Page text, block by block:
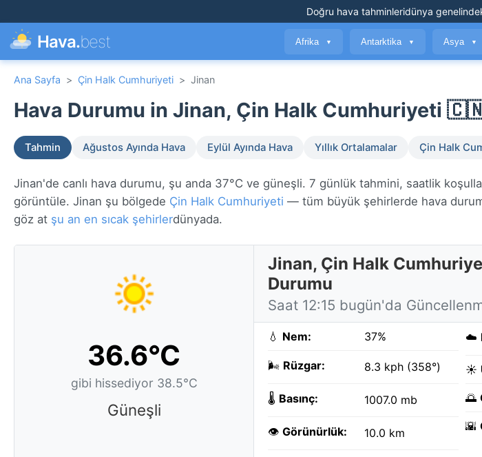
Doğru hava tahminleridünya
Hava.best Afrika ▼ Antarktika ▼ Asya ▼
Ana Sayfa > Çin Halk Cumhuriyeti > Jinan
Hava Durumu in Jinan, Çin Halk Cumhuriyeti
Tahmin Ağustos Ayında Hava Eylül Ayında Hava Yıllık Ortalamalar Çin Halk
Jinan'de canlı hava durumu, şu anda 37°C ve güneşli. 7 günlük tahmini, saatlik
görüntüle. Jinan şu bölgede Çin Halk Cumhuriyeti — tüm büyük şehirlerde hava
göz at şu an en sıcak şehirlerdünyada.
36.6°C
gibi hissediyor 38.5°C
Güneşli
Jinan, Çin Halk
Durumu
Saat 12:15 bugün'da
💧 Nem: 37%
🌬️ Rüzgar: 8.3 kph (358°)
🌡️ Basınç: 1007.0 mb
👁️ Görünürlük: 10.0 km
☁️
☀️
🌅
🌇